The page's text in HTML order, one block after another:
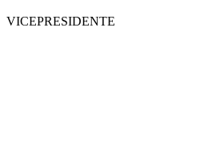
VICEPRESIDENTE